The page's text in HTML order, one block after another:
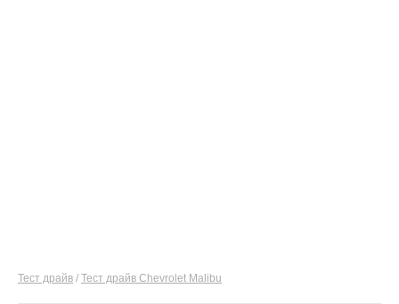
Тест драйв / Тест драйв Chevrolet Malibu